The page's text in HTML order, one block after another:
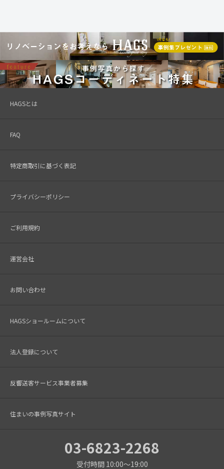
HAGSとは
FAQ
特定商取引に基づく表記
プライバシーポリシー
ご利用規約
運営会社
お問い合わせ
HAGSショールームについて
法人登録について
反響送客サービス事業者募集
住まいの事例写真サイト
03-6823-2268
受付時間 10:00～19:00